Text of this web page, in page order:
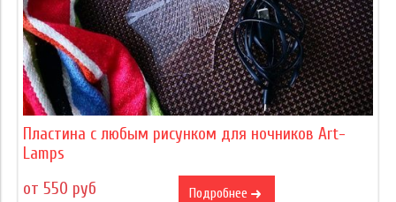
Пластина с любым рисунком для ночников Art-
Lamps
от 550 руб
Подробнее